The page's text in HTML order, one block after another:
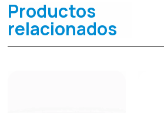
Productos
relacionados